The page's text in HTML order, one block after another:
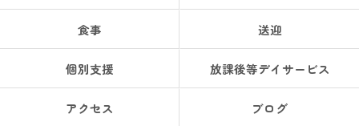
食事 送迎
個別支援 放課後等デイサービス
アクセス ブログ